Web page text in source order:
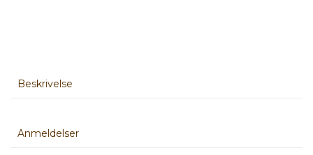
Beskrivelse
Anmeldelser